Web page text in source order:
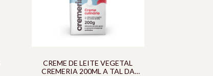
CREME DE LEITE VEGETAL
CREMERIA 200ML A TAL DA